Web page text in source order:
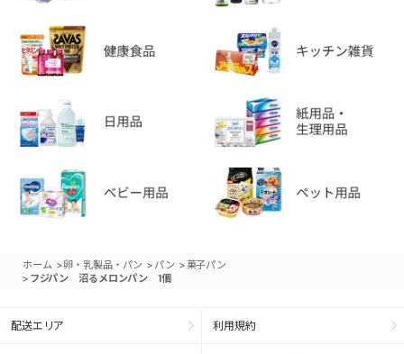
ホーム >卵・乳製品・パン > パン >菓子パン
> フジパン 沼るメロンパン 1個
配送エリア 利用規約